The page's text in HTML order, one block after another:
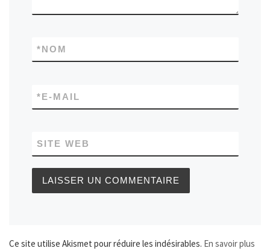
NOM
*
E-MAIL
*
SITE WEB
Ce site utilise Akismet pour réduire les indésirables. En savoir plus